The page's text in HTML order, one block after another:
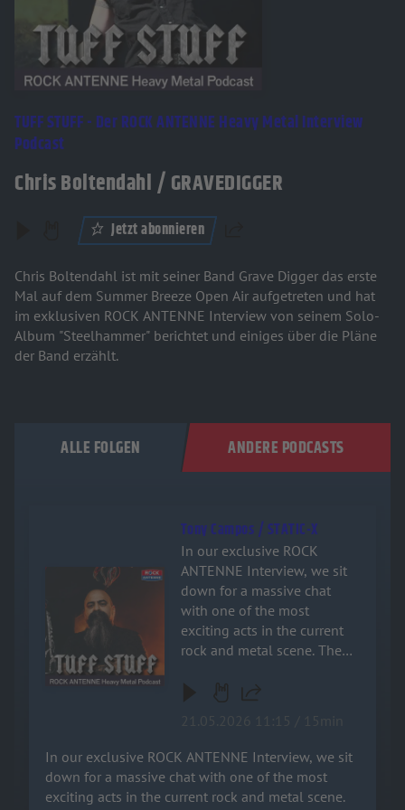
TUFF STUFF - Der ROCK ANTENNE Heavy Metal Interview
Podcast
Chris Boltendahl / GRAVEDIGGER
Jetzt abonnieren
Chris Boltendahl ist mit seiner Band Grave Digger das erste
Mal auf dem Summer Breeze Open Air aufgetreten und hat
im exklusiven ROCK ANTENNE Interview von seinem Solo-
Album "Steelhammer" berichtet und einiges über die Pläne
der Band erzählt.
ALLE FOLGEN ANDERE PODCASTS
Audiotitel - Tony Campos / STATIC-X
Tony Campos / STATIC-X
In our exclusive ROCK
ANTENNE Interview, we sit
down for a massive chat
with one of the most
exciting acts in the current
rock and metal scene. The
blood, sweat, and tears that
fans can look forward to.
They share some killer
behind-the-scenes stories
In our exclusive ROCK ANTENNE Interview, we sit
down for a massive chat with one of the most
exciting acts in the current rock and metal scene.